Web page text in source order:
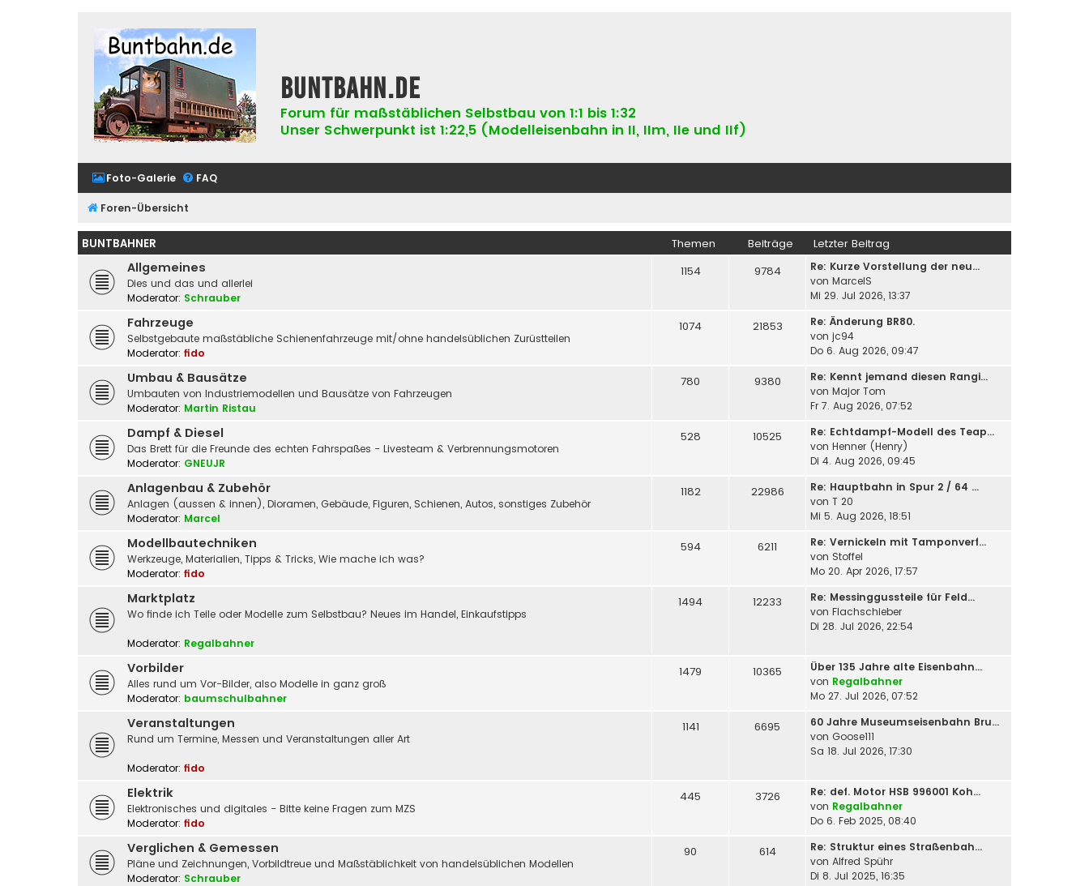
buntbahn.de
Forum für maßstäblichen Selbstbau von 1:1 bis 1:32
Unser Schwerpunkt ist 1:22,5 (Modelleisenbahn in II, IIm, IIe und IIf)
Foto-Galerie FAQ
Foren-Übersicht
BUNTBAHNER Themen Beiträge Letzter Beitrag
Allgemeines
Dies und das und allerlei
Moderator: Schrauber
1154 9784
Re: Kurze Vorstellung der neu…
von MarcelS
Mi 29. Jul 2026, 13:37
Fahrzeuge
Selbstgebaute maßstäbliche Schienenfahrzeuge mit/ohne handelsüblichen Zurüstteilen
Moderator: fido
1074 21853
Re: Änderung BR80.
von jc94
Do 6. Aug 2026, 09:47
Umbau & Bausätze
Umbauten von Industriemodellen und Bausätze von Fahrzeugen
Moderator: Martin Ristau
780 9380
Re: Kennt jemand diesen Rangi…
von Major Tom
Fr 7. Aug 2026, 07:52
Dampf & Diesel
Das Brett für die Freunde des echten Fahrspaßes - Livesteam & Verbrennungsmotoren
Moderator: GNEUJR
528 10525
Re: Echtdampf-Modell des Teap…
von Henner (Henry)
Di 4. Aug 2026, 09:45
Anlagenbau & Zubehör
Anlagen (aussen & innen), Dioramen, Gebäude, Figuren, Schienen, Autos, sonstiges Zubehör
Moderator: Marcel
1182 22986
Re: Hauptbahn in Spur 2 / 64 …
von T 20
Mi 5. Aug 2026, 18:51
Modellbautechniken
Werkzeuge, Materialien, Tipps & Tricks, Wie mache ich was?
Moderator: fido
594 6211
Re: Vernickeln mit Tamponverf…
von Stoffel
Mo 20. Apr 2026, 17:57
Marktplatz
Wo finde ich Teile oder Modelle zum Selbstbau? Neues im Handel, Einkaufstipps
Moderator: Regalbahner
1494 12233
Re: Messinggussteile für Feld…
von Flachschieber
Di 28. Jul 2026, 22:54
Vorbilder
Alles rund um Vor-Bilder, also Modelle in ganz groß
Moderator: baumschulbahner
1479 10365
Über 135 Jahre alte Eisenbahn…
von Regalbahner
Mo 27. Jul 2026, 07:52
Veranstaltungen
Rund um Termine, Messen und Veranstaltungen aller Art
Moderator: fido
1141 6695
60 Jahre Museumseisenbahn Bru…
von Goose111
Sa 18. Jul 2026, 17:30
Elektrik
Elektronisches und digitales - Bitte keine Fragen zum MZS
Moderator: fido
445 3726
Re: def. Motor HSB 996001 Koh…
von Regalbahner
Do 6. Feb 2025, 08:40
Verglichen & Gemessen
Pläne und Zeichnungen, Vorbildtreue und Maßstäblichkeit von handelsüblichen Modellen
Moderator: Schrauber
90 614
Re: Struktur eines Straßenbah…
von Alfred Spühr
Di 8. Jul 2025, 16:35